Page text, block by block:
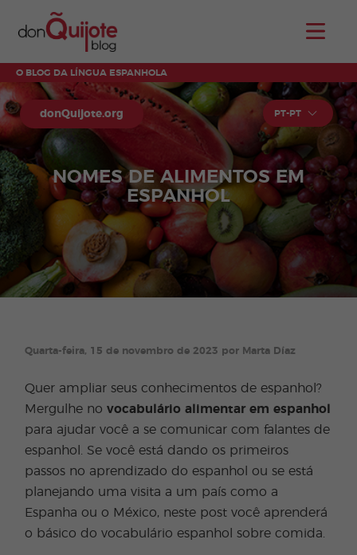
O BLOG DA LÍNGUA ESPANHOLA
donQuijote.org PT-PT
NOMES DE ALIMENTOS EM
ESPANHOL
Quarta-feira, 15 de novembro de 2023 por Marta Díaz
Quer ampliar seus conhecimentos de espanhol?
Mergulhe novocabulário alimentar em espanhol
para ajudar você a se comunicar com falantes de
espanhol. Se você está dando os primeiros
passos no aprendizado do espanhol ou se está
planejando uma visita a um país como a
Espanha ou o México, neste post você aprenderá
o básico do vocabulário espanhol sobre comida.